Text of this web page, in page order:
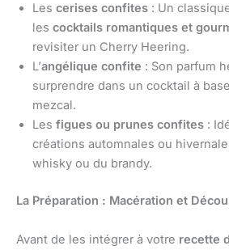
Les cerises confites : Un
les cocktails romantiques et
revisiter un Cherry Heering.
L’angélique confite : Son parfum
surprendre dans un cocktail à
mezcal.
Les figues ou prunes confites :
créations automnales ou
whisky ou du brandy.
La Préparation : Macération et
Avant de les intégrer à votre recette